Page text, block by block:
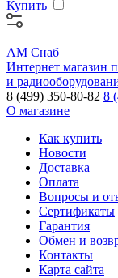
Купить
АМ Снаб
Интернет магазин
и
8 (499) 350-80-82 8
О магазине
Как купить
Новости
Доставка
Оплата
Вопросы и
Сертификаты
Гарантия
Обмен и
Контакты
Карта сайта